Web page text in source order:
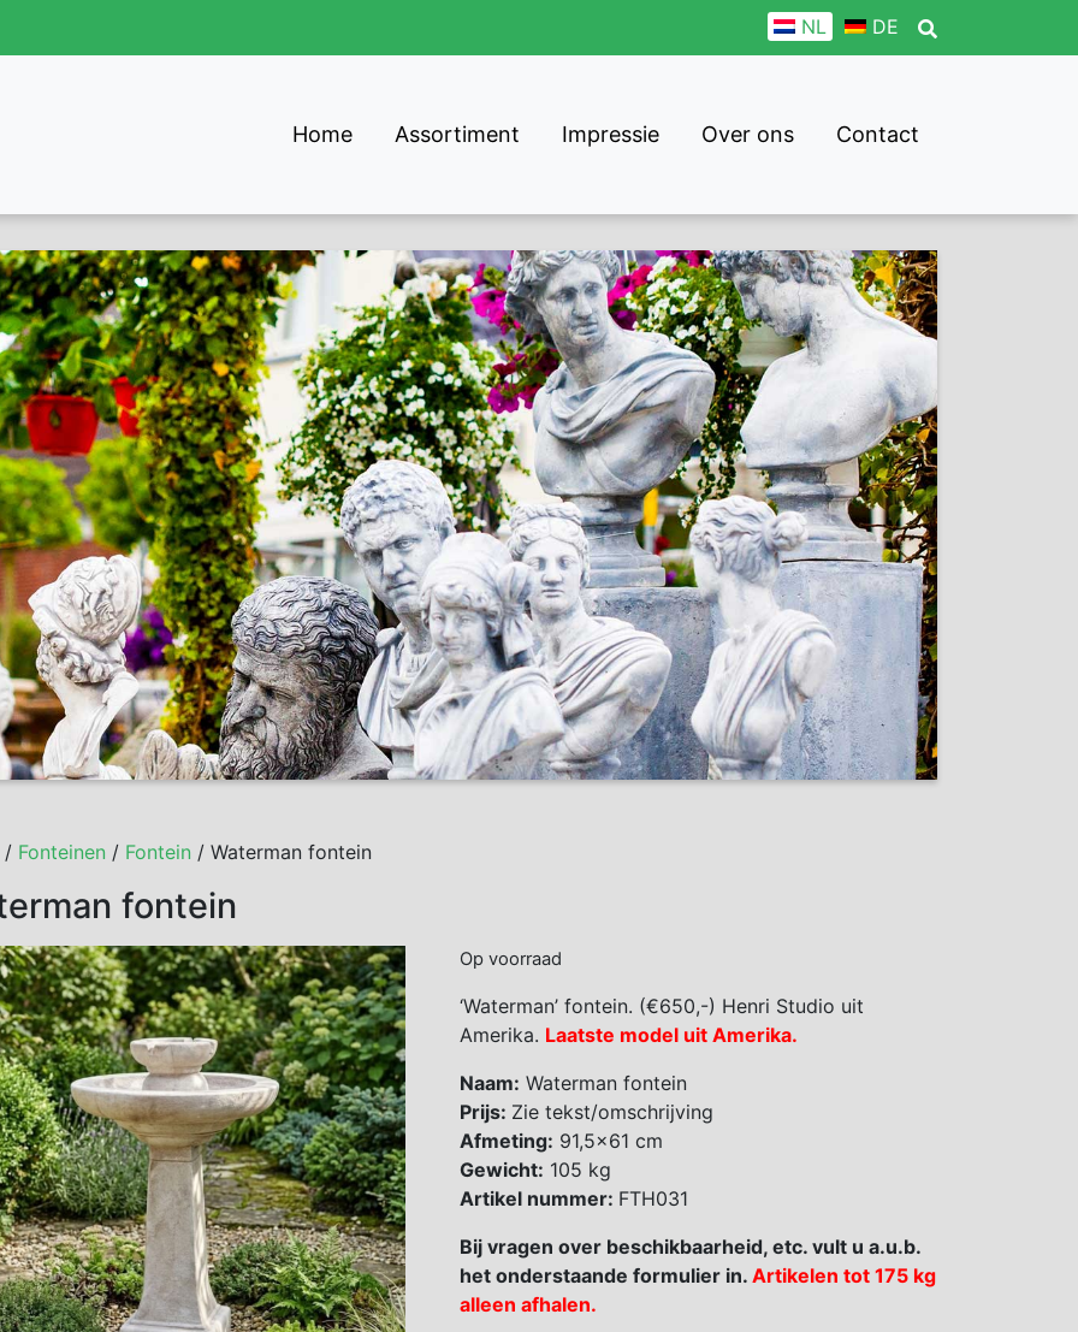
NL DE
Home Assortiment Impressie Over ons Contact
/ Fonteinen / Fontein / Waterman fontein
fontein
Op voorraad
‘Waterman’ fontein. (€650,-) Henri Studio uit
Amerika. Laatste model uit Amerika.
Naam: Waterman fontein
Prijs: Zie tekst/omschrijving
Afmeting: 91,5×61 cm
Gewicht: 105 kg
Artikel nummer: FTH031
Bij vragen over beschikbaarheid, etc. vult u a.u.b.
het onderstaande formulier in. Artikelen tot 175 kg
alleen afhalen.